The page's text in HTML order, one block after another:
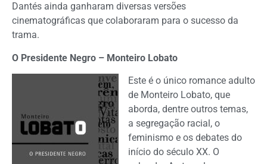
Dantés ainda ganharam diversas versões
cinematográficas que colaboraram para o sucesso da
trama.
O Presidente Negro – Monteiro Lobato
Este é o único romance adulto
de Monteiro Lobato, que
aborda, dentre outros temas,
a segregação racial, o
feminismo e os debates do
início do século XX. O